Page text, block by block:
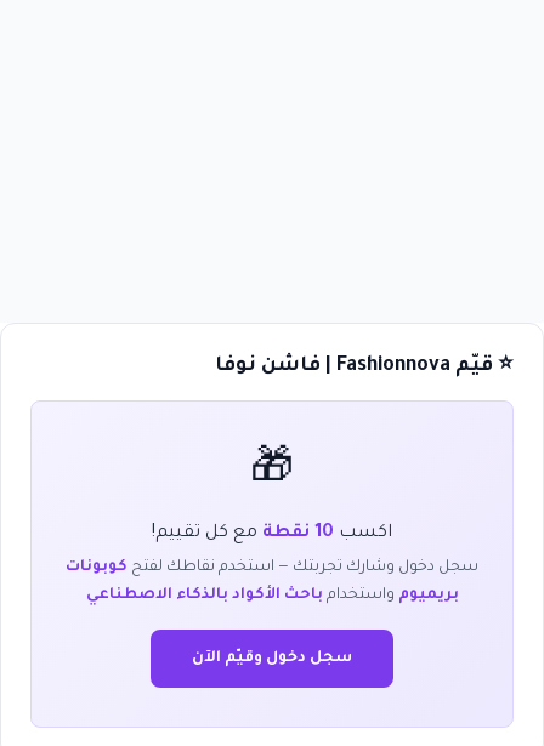
⭐ قيّم Fashionnova | فاشن نوفا
🎁
اكسب 10 نقطة مع كل تقييم!
سجل دخول وشارك تجربتك — استخدم نقاطك لفتح كوبونات
بريميوم واستخدام باحث الأكواد بالذكاء الاصطناعي
سجل دخول وقيّم الآن